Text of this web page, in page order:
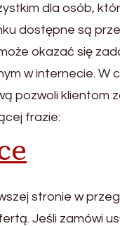
dla osób,
dostępne są
okazać się
w internecie. W
pozwoli klientom
frazie:
stronie w
Jeśli zamówi